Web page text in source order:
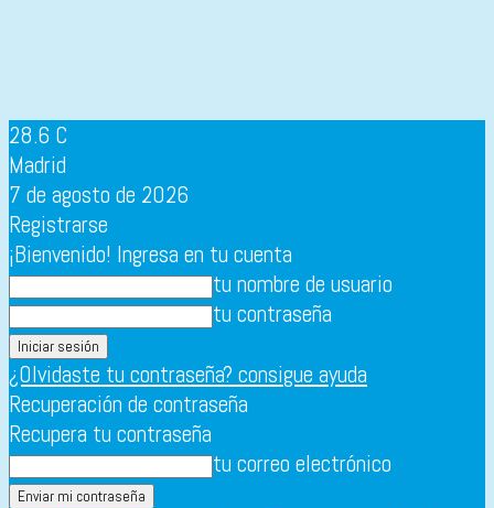
28.6 C
Madrid
7 de agosto de 2026
Registrarse
¡Bienvenido! Ingresa en tu cuenta
tu nombre de usuario
tu contraseña
¿Olvidaste tu contraseña? consigue ayuda
Recuperación de contraseña
Recupera tu contraseña
tu correo electrónico